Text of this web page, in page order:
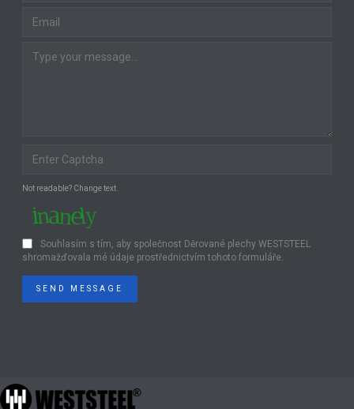
Not readable? Change text.
Souhlasím s tím, aby společnost Děrované plechy WESTSTEEL
shromažďovala mé údaje prostřednictvím tohoto formuláře.
SEND MESSAGE